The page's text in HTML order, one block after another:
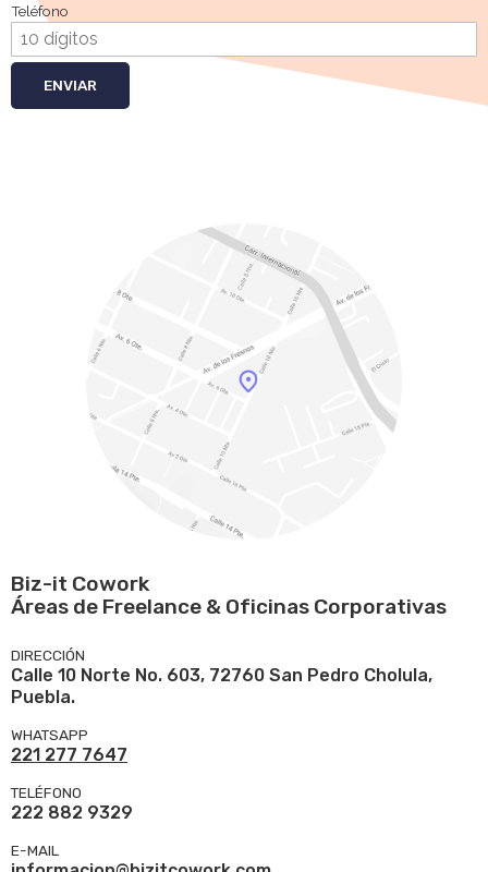
Teléfono
ENVIAR
Biz-it Cowork
Áreas de Freelance & Oficinas Corporativas
DIRECCIÓN
Calle 10 Norte No. 603, 72760 San Pedro Cholula,
Puebla.
WHATSAPP
221 277 7647
TELÉFONO
222 882 9329
E-MAIL